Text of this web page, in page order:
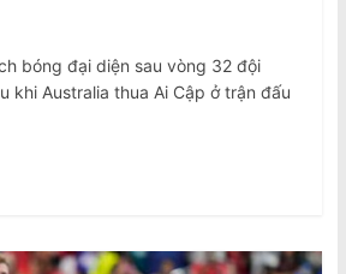
bóng đại diện sau vòng 32 đội
khi Australia thua Ai Cập ở trận đấu